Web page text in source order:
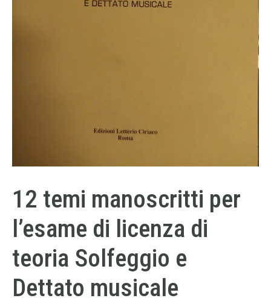
12 temi manoscritti per
l’esame di licenza di
teoria Solfeggio e
Dettato musicale